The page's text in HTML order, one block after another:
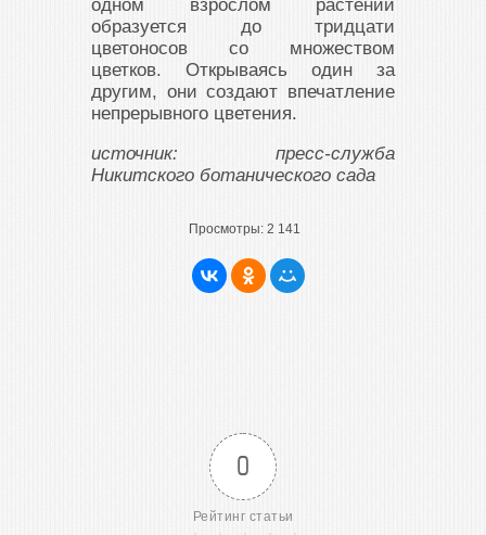
одном взрослом растении
образуется до тридцати
цветоносов со множеством
цветков. Открываясь один за
другим, они создают впечатление
непрерывного цветения.
источник: пресс-служба
Никитского ботанического сада
Просмотры: 2 141
0
Рейтинг статьи